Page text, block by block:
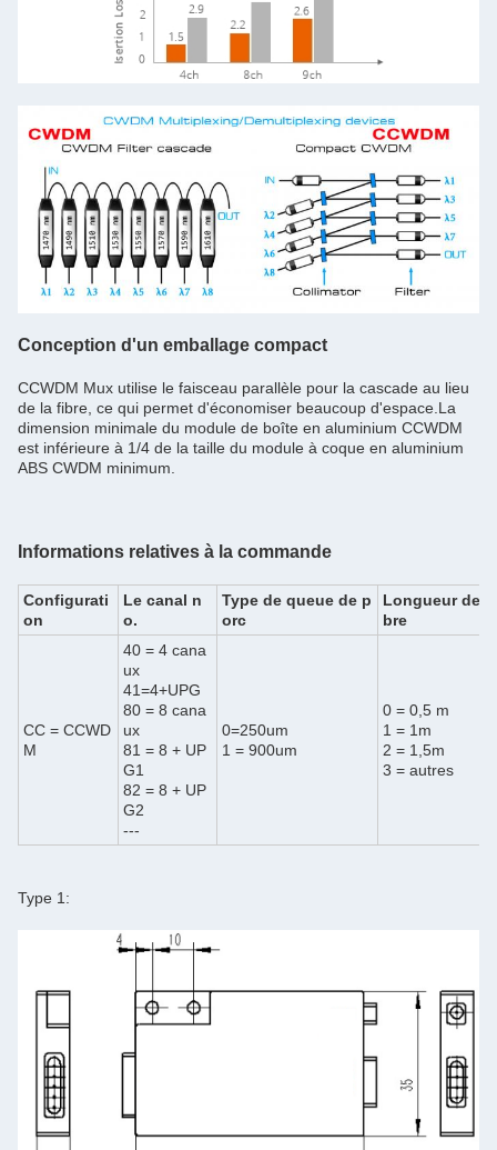
Conception d'un emballage compact
CCWDM Mux utilise le faisceau parallèle pour la cascade au lieu
de la fibre, ce qui permet d'économiser beaucoup d'espace.La
dimension minimale du module de boîte en aluminium CCWDM
est inférieure à 1/4 de la taille du module à coque en aluminium
ABS CWDM minimum.
Informations relatives à la commande
Configurati
on
Le canal n
o.
Type de queue de p
orc
Longueur de
bre
CC = CCWD
M
40 = 4 cana
ux
41=4+UPG
80 = 8 cana
ux
81 = 8 + UP
G1
82 = 8 + UP
G2
---
0=250um
1 = 900um
0 = 0,5 m
1 = 1m
2 = 1,5m
3 = autres
Type 1: